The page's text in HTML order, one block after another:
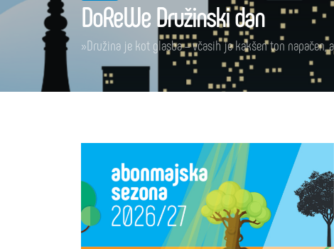
DoReWe Družinski dan
»Družina je kot glasba – včasih je kakšen ton napačen,